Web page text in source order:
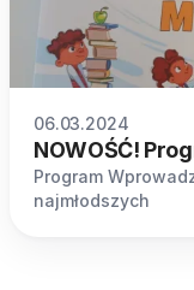
06.03.2024
NOWOŚĆ!
Program
najmłodszych